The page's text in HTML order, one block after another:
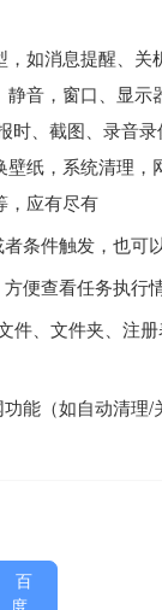
如消息提醒、关
静音，窗口、显示
时、截图、录音
壁纸，系统清理，
，应有尽有
条件触发，也可
便查看任务执行
件、文件夹、注
能（如自动清理/
百